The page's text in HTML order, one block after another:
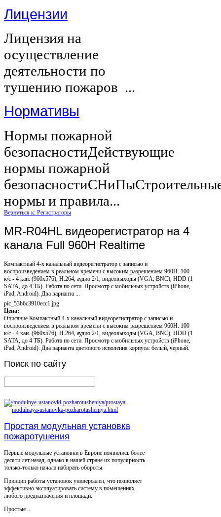
Лицензии
Лицензия на
осуществление
деятельности по
тушению пожаров ...
Нормативы
Нормы пожарной
безопасностиДействующие
нормы пожарной
нормы и правила...
Вернуться к: Регистраторы
MR-R04HL видеорегистратор на 4
канала Full 960H Realtime
Компактный 4-х канальный видеорегистратор с записью и
воспроизведением в реальном времени с высоким разрешением 960H. 100
к/с - 4 кан. (960x576), H.264, аудио 2/1, видеовыходы (VGA, BNC), HDD (1
SATA, до 4 ТБ). Работа по сети. Просмотр с мобильных устройств (iPhone,
iPad, Android). Два варианта ...
pic_53b6c3910ecc1.jpg
Цена:
Описание Компактный 4-х канальный видеорегистратор с записью и
воспроизведением в реальном времени с высоким разрешением 960H. 100
к/с - 4 кан. (960x576), H.264, аудио 2/1, видеовыходы (VGA, BNC), HDD (1
SATA, до 4 ТБ). Работа по сети. Просмотр с мобильных устройств (iPhone,
iPad, Android). Два варианта цветового исполения корпуса: белый, черный.
Поиск по сайту
Простая модульная установка
пожаротушения
Первые модульные установки в Европе появились более
десяти лет назад, однако в нашей стране их популярность
только-только начала набирать обороты.
Принцип работы установок универсален, что позволяет
эффективно эксплуатировать систему в помещениях
любого предназначения и площади.
Простые ...